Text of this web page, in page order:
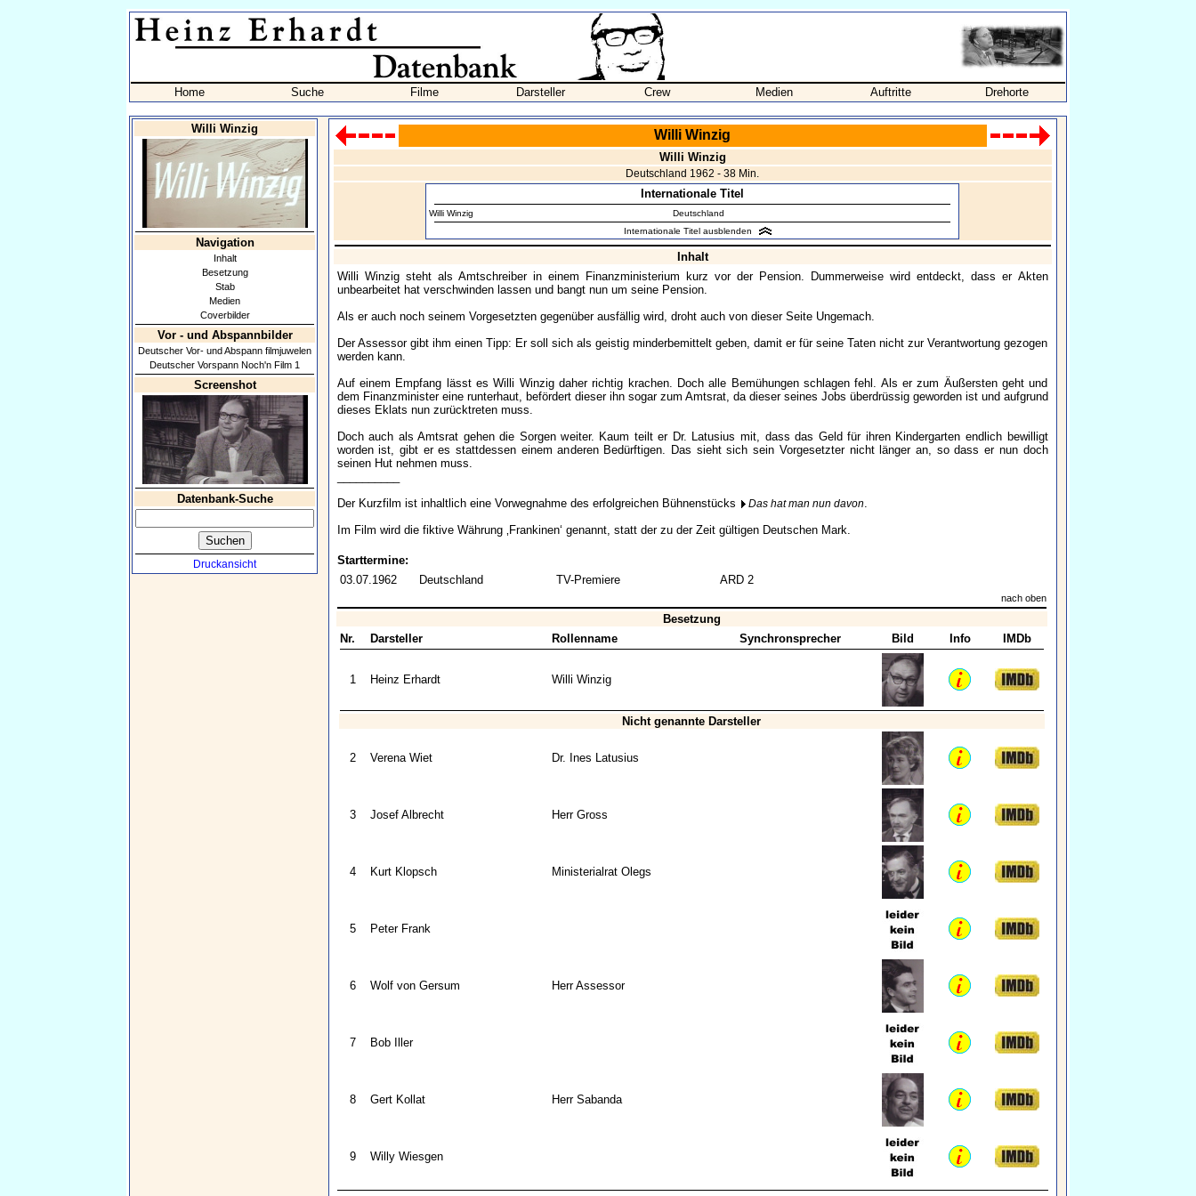
Home Suche Filme Darsteller Crew Medien Auftritte Drehorte
Willi Winzig
Navigation
Inhalt
Besetzung
Stab
Medien
Coverbilder
Vor - und Abspannbilder
Deutscher Vor- und Abspann filmjuwelen
Deutscher Vorspann Noch'n Film 1
Screenshot
Datenbank-Suche
Druckansicht
Willi Winzig
Willi Winzig
Deutschland 1962 - 38 Min.
Internationale Titel
Willi Winzig
Deutschland
Internationale Titel ausblenden
Inhalt
Willi Winzig steht als Amtschreiber in einem Finanzministerium kurz vor der Pension. Dummerweise wird entdeckt, dass er Akten
unbearbeitet hat verschwinden lassen und bangt nun um seine Pension.
Als er auch noch seinem Vorgesetzten gegenüber ausfällig wird, droht auch von dieser Seite Ungemach.
Der Assessor gibt ihm einen Tipp: Er soll sich als geistig minderbemittelt geben, damit er für seine Taten nicht zur Verantwortung gezogen
werden kann.
Auf einem Empfang lässt es Willi Winzig daher richtig krachen. Doch alle Bemühungen schlagen fehl. Als er zum Äußersten geht und
dem Finanzminister eine runterhaut, befördert dieser ihn sogar zum Amtsrat, da dieser seines Jobs überdrüssig geworden ist und aufgrund
dieses Eklats nun zurücktreten muss.
Doch auch als Amtsrat gehen die Sorgen weiter. Kaum teilt er Dr. Latusius mit, dass das Geld für ihren Kindergarten endlich bewilligt
worden ist, gibt er es stattdessen einem anderen Bedürftigen. Das sieht sich sein Vorgesetzter nicht länger an, so dass er nun doch
seinen Hut nehmen muss.
Der Kurzfilm ist inhaltlich eine Vorwegnahme des erfolgreichen Bühnenstücks
Das hat man nun davon.
Im Film wird die fiktive Währung ‚Frankinen‘ genannt, statt der zu der Zeit gültigen Deutschen Mark.
Starttermine:
03.07.1962
Deutschland TV-Premiere ARD 2
nach oben
Besetzung
Nr.
Darsteller Rollenname Synchronsprecher Bild Info IMDb
1 Heinz Erhardt Willi Winzig
Nicht genannte Darsteller
2 Verena Wiet Dr. Ines Latusius
3 Josef Albrecht Herr Gross
4 Kurt Klopsch Ministerialrat Olegs
5 Peter Frank
6 Wolf von Gersum Herr Assessor
7 Bob Iller
8 Gert Kollat Herr Sabanda
9 Willy Wiesgen